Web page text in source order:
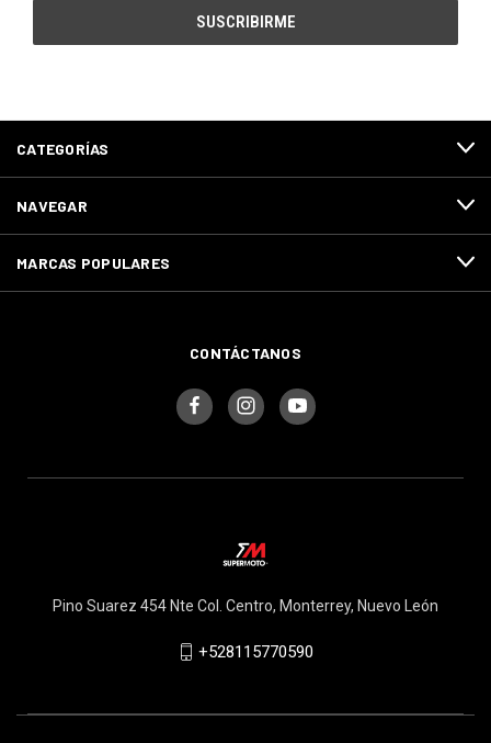
CATEGORÍAS
NAVEGAR
MARCAS POPULARES
CONTÁCTANOS
Pino Suarez 454 Nte Col. Centro, Monterrey, Nuevo León
+528115770590